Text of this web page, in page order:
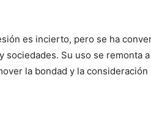
es incierto, pero se ha
sociedades. Su uso se remonta
la bondad y la consideración